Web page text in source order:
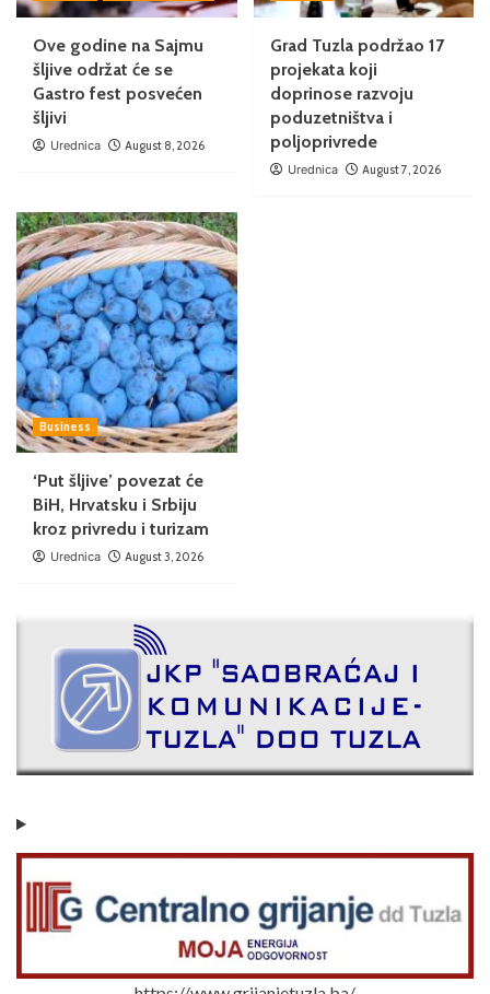
Ove godine na Sajmu
šljive održat će se
Gastro fest posvećen
šljivi
Urednica August 8, 2026
Grad Tuzla podržao 17
projekata koji
doprinose razvoju
poduzetništva i
poljoprivrede
Urednica August 7, 2026
Business
‘Put šljive’ povezat će
BiH, Hrvatsku i Srbiju
kroz privredu i turizam
Urednica August 3, 2026